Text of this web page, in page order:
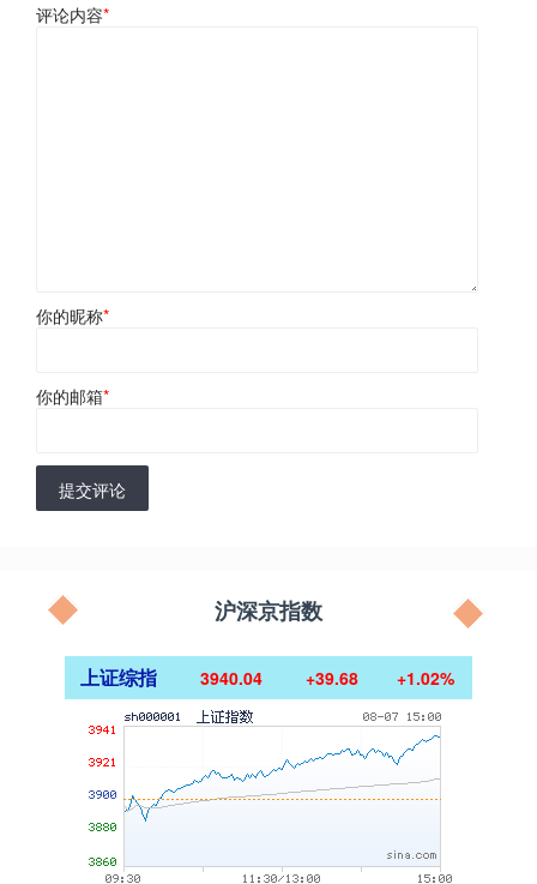
评论内容*
你的昵称*
你的邮箱*
提交评论
沪深京指数
上证综指 3940.04 +39.68 +1.02%